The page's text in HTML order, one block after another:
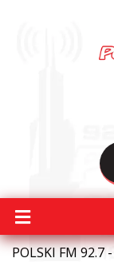
POLSKI FM 92.7